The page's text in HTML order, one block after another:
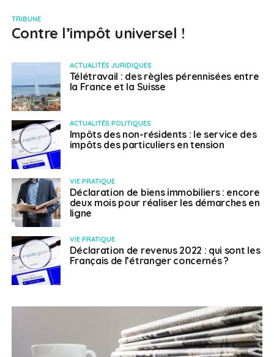
TRIBUNE
Contre l’impôt universel !
ACTUALITÉS JURIDIQUES
Télétravail : des règles pérennisées entre
la France et la Suisse
ACTUALITÉS POLITIQUES
Impôts des non-résidents : le service des
impôts des particuliers en tension
VIE PRATIQUE
Déclaration de biens immobiliers : encore
deux mois pour réaliser les démarches en
ligne
VIE PRATIQUE
Déclaration de revenus 2022 : qui sont les
Français de l’étranger concernés ?